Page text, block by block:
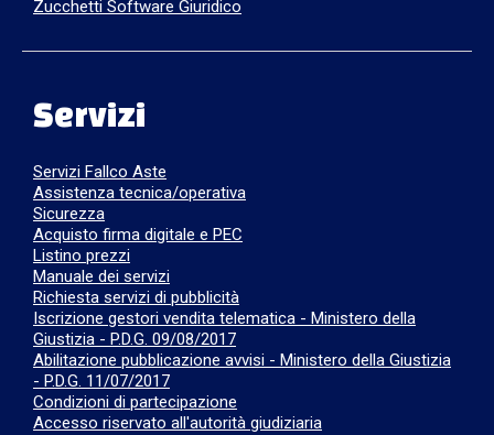
Zucchetti Software Giuridico
Servizi
Servizi Fallco Aste
Assistenza tecnica/operativa
Sicurezza
Acquisto firma digitale e PEC
Listino prezzi
Manuale dei servizi
Richiesta servizi di pubblicità
Iscrizione gestori vendita telematica - Ministero della
Giustizia - P.D.G. 09/08/2017
Abilitazione pubblicazione avvisi - Ministero della Giustizia
- P.D.G. 11/07/2017
Condizioni di partecipazione
Accesso riservato all'autorità giudiziaria